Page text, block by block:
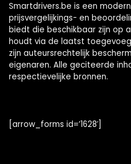
Smartdrivers.be is een
prijsvergelijkings- en
biedt die beschikbaar zijn op
houdt via de laatst
zijn auteursrechtelijk
eigenaren. Alle geciteerde
respectievelijke bronnen.
[arrow_forms id=’1628′]